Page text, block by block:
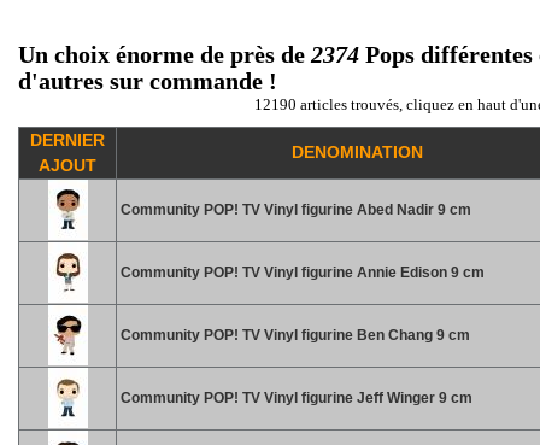
Un choix énorme de près de 2374 Pops différentes
d'autres sur commande !
12190 articles trouvés, cliquez en haut
DERNIER
AJOUT
DENOMINATION
Community POP! TV Vinyl figurine Abed Nadir 9 cm
Community POP! TV Vinyl figurine Annie Edison 9 cm
Community POP! TV Vinyl figurine Ben Chang 9 cm
Community POP! TV Vinyl figurine Jeff Winger 9 cm